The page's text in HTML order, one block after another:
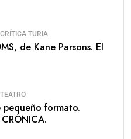
CRÍTICA TURIA
de Kane Parsons. El
TEATRO
pequeño formato.